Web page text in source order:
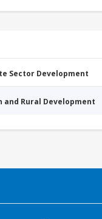
Sector Development
and Rural Development